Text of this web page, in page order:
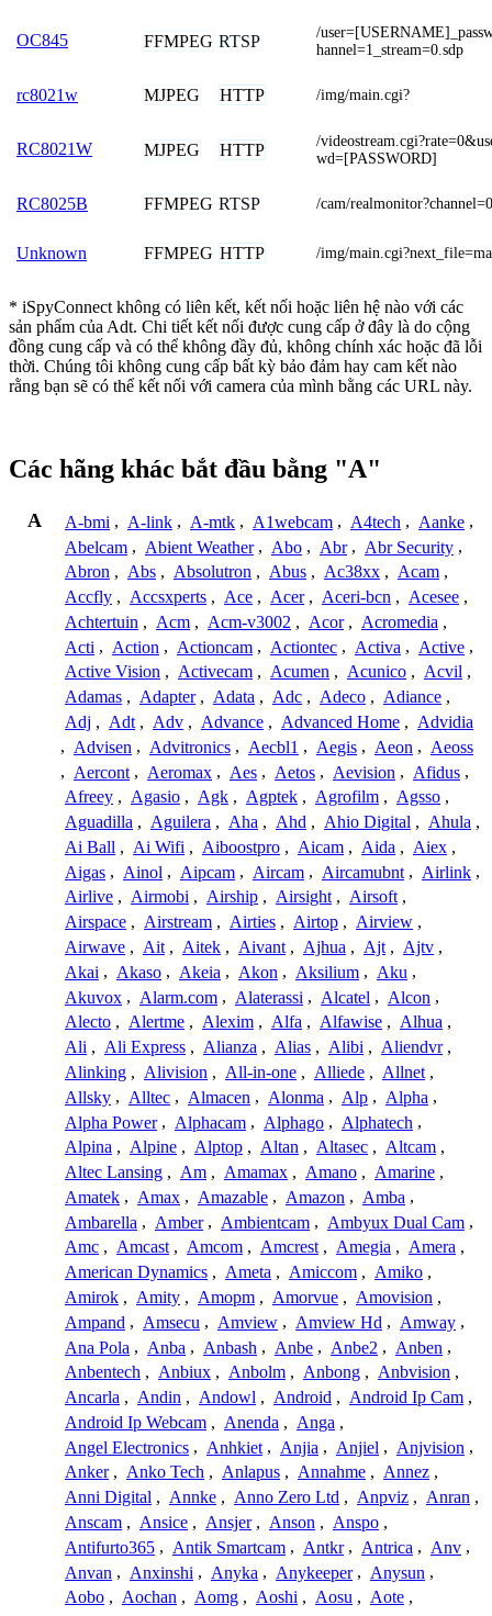
OC845 FFMPEG RTSP
/
hannel=1_stream=0.sdp
rc8021w MJPEG HTTP /img/main.cgi?
RC8021W MJPEG HTTP
/
wd=[PASSWORD]
RC8025B FFMPEG RTSP /cam/
Unknown FFMPEG HTTP /img/
* iSpyConnect không có liên kết, kết nối hoặc liên hệ nào với các
sản phẩm của Adt. Chi tiết kết nối được cung cấp ở đây là do cộng
đồng cung cấp và có thể không đầy đủ, không chính xác hoặc đã lỗi
thời. Chúng tôi không cung cấp bất kỳ bảo đảm hay cam kết nào
rằng bạn sẽ có thể kết nối với camera của mình bằng các URL này.
Các hãng khác bắt đầu bằng "A"
A A-bmi , A-link , A-mtk , A1webcam , A4tech , Aanke ,
Abelcam , Abient Weather , Abo , Abr , Abr Security ,
Abron , Abs , Absolutron , Abus , Ac38xx , Acam ,
Accfly , Accsxperts , Ace , Acer , Aceri-bcn , Acesee ,
Achtertuin , Acm , Acm-v3002 , Acor , Acromedia ,
Acti , Action , Actioncam , Actiontec , Activa , Active ,
Active Vision , Activecam , Acumen , Acunico , Acvil ,
Adamas , Adapter , Adata , Adc , Adeco , Adiance ,
Adj , Adt , Adv , Advance , Advanced Home , Advidia
, Advisen , Advitronics , Aecbl1 , Aegis , Aeon , Aeoss
, Aercont , Aeromax , Aes , Aetos , Aevision , Afidus ,
Afreey , Agasio , Agk , Agptek , Agrofilm , Agsso ,
Aguadilla , Aguilera , Aha , Ahd , Ahio Digital , Ahula ,
Ai Ball , Ai Wifi , Aiboostpro , Aicam , Aida , Aiex ,
Aigas , Ainol , Aipcam , Aircam , Aircamubnt , Airlink ,
Airlive , Airmobi , Airship , Airsight , Airsoft ,
Airspace , Airstream , Airties , Airtop , Airview ,
Airwave , Ait , Aitek , Aivant , Ajhua , Ajt , Ajtv ,
Akai , Akaso , Akeia , Akon , Aksilium , Aku ,
Akuvox , Alarm.com , Alaterassi , Alcatel , Alcon ,
Alecto , Alertme , Alexim , Alfa , Alfawise , Alhua ,
Ali , Ali Express , Alianza , Alias , Alibi , Aliendvr ,
Alinking , Alivision , All-in-one , Alliede , Allnet ,
Allsky , Alltec , Almacen , Alonma , Alp , Alpha ,
Alpha Power , Alphacam , Alphago , Alphatech ,
Alpina , Alpine , Alptop , Altan , Altasec , Altcam ,
Altec Lansing , Am , Amamax , Amano , Amarine ,
Amatek , Amax , Amazable , Amazon , Amba ,
Ambarella , Amber , Ambientcam , Ambyux Dual Cam ,
Amc , Amcast , Amcom , Amcrest , Amegia , Amera ,
American Dynamics , Ameta , Amiccom , Amiko ,
Amirok , Amity , Amopm , Amorvue , Amovision ,
Ampand , Amsecu , Amview , Amview Hd , Amway ,
Ana Pola , Anba , Anbash , Anbe , Anbe2 , Anben ,
Anbentech , Anbiux , Anbolm , Anbong , Anbvision ,
Ancarla , Andin , Andowl , Android , Android Ip Cam ,
Android Ip Webcam , Anenda , Anga ,
Angel Electronics , Anhkiet , Anjia , Anjiel , Anjvision ,
Anker , Anko Tech , Anlapus , Annahme , Annez ,
Anni Digital , Annke , Anno Zero Ltd , Anpviz , Anran ,
Anscam , Ansice , Ansjer , Anson , Anspo ,
Antifurto365 , Antik Smartcam , Antkr , Antrica , Anv ,
Anvan , Anxinshi , Anyka , Anykeeper , Anysun ,
Aobo , Aochan , Aomg , Aoshi , Aosu , Aote ,